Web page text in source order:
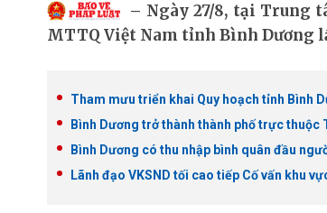
Ngày 27/8, tại Trung
MTTQ Việt Nam tỉnh Bình Dương
Tham mưu triển khai Quy hoạch tỉnh Bình
Bình Dương trở thành thành phố trực thuộc
Bình Dương có thu nhập bình quân đầu
Lãnh đạo VKSND tối cao tiếp Cố vấn khu